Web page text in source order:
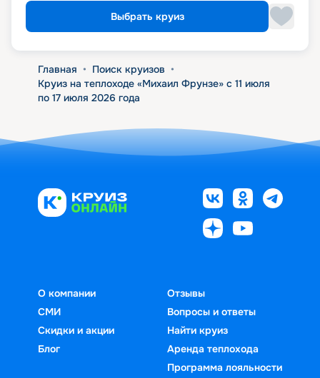
Выбрать круиз
Главная • Поиск круизов •
Круиз на теплоходе «Михаил Фрунзе» с 11 июля
по 17 июля 2026 года
О компании
СМИ
Скидки и акции
Блог
Отзывы
Вопросы и ответы
Найти круиз
Аренда теплохода
Программа лояльности